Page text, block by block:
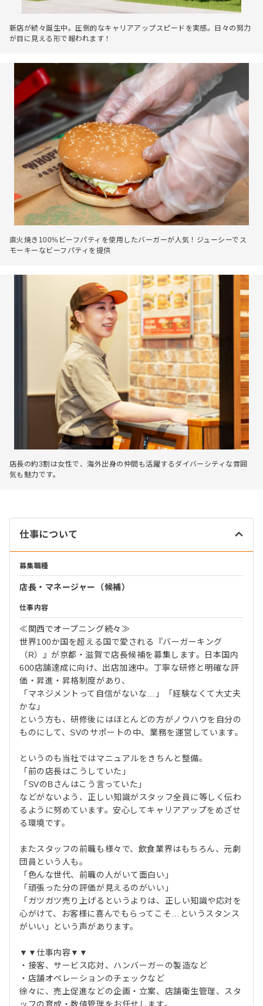
新店が続々誕生中。圧倒的なキャリアアップスピードを実感。日々の努力
が目に見える形で報われます！
直火焼き100%ビーフパティを使用したバーガーが人気！ジューシーでス
モーキーなビーフパティを提供
店長の約3割は女性で、海外出身の仲間も活躍するダイバーシティな雰囲
気も魅力です。
仕事について
募集職種
店長・マネージャー（候補）
仕事内容
≪関西でオープニング続々≫
世界100か国を超える国で愛される『バーガーキング
（R）』が京都・滋賀で店長候補を募集します。日本国内
600店舗達成に向け、出店加速中。丁寧な研修と明確な評
価・昇進・昇格制度があり、
「マネジメントって自信がないな…」「経験なくて大丈夫
かな」
という方も、研修後にはほとんどの方がノウハウを自分の
ものにして、SVのサポートの中、業務を運営しています。
というのも当社ではマニュアルをきちんと整備。
「前の店長はこうしていた」
「SVのBさんはこう言っていた」
などがないよう、正しい知識がスタッフ全員に等しく伝わ
るように努めています。安心してキャリアアップをめざせ
る環境です。
またスタッフの前職も様々で、飲食業界はもちろん、元劇
団員という人も。
「色んな世代、前職の人がいて面白い」
「頑張った分の評価が見えるのがいい」
「ガツガツ売り上げるというよりは、正しい知識や応対を
心がけて、お客様に喜んでもらってこそ…というスタンス
がいい」という声があります。
▼▼仕事内容▼▼
・接客、サービス応対、ハンバーガーの製造など
・店舗オペレーションのチェックなど
徐々に、売上促進などの企画・立案、店舗衛生管理、スタ